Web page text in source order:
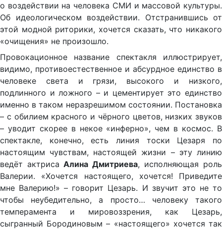
о воздействии на человека СМИ и массовой культуры.
Об идеологическом воздействии. Отстранившись от
этой модной риторики, хочется сказать, что никакого
«очищения» не произошло.
Провокационное название спектакля иллюстрирует,
видимо, противоестественное и абсурдное единство в
человеке света и грязи, высокого и низкого,
подлинного и ложного – и цементирует это единство
именно в таком неразрешимом состоянии. Постановка
– с обилием красного и чёрного цветов, низких звуков
– уводит скорее в некое «инферно», чем в космос. В
спектакле, конечно, есть линия тоски Цезаря по
настоящим чувствам, настоящей жизни – эту линию
ведёт актриса Алина Дмитриева, исполняющая роль
Валерии. «Хочется настоящего, хочется! Приведите
мне Валерию!» – говорит Цезарь. И звучит это не то
чтобы неубедительно, а просто… человеку такого
темперамента и мировоззрения, как Цезарь,
сыгранный Бородиновым – «настоящего» хочется так